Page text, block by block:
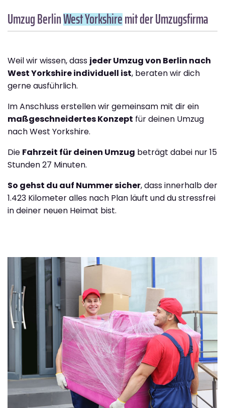
Umzug BerlinWest Yorkshiremit der Umzugsfirma
Weil wir wissen, dass jeder Umzug von Berlin nach
West Yorkshire individuell ist, beraten wir dich
gerne ausführlich.
Im Anschluss erstellen wir gemeinsam mit dir ein
maßgeschneidertes Konzept für deinen Umzug
nach West Yorkshire.
Die Fahrzeit für deinen Umzug beträgt dabei nur 15
Stunden 27 Minuten.
So gehst du auf Nummer sicher, dass innerhalb der
1.423 Kilometer alles nach Plan läuft und du stressfrei
in deiner neuen Heimat bist.